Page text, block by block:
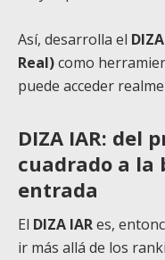
Así, desarrolla el
Real)como
puede acceder
DIZA IAR: del
cuadrado a la
entrada
El DIZA IARes,
ir más allá de los